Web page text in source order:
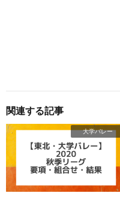
関連する記事
大学バレー